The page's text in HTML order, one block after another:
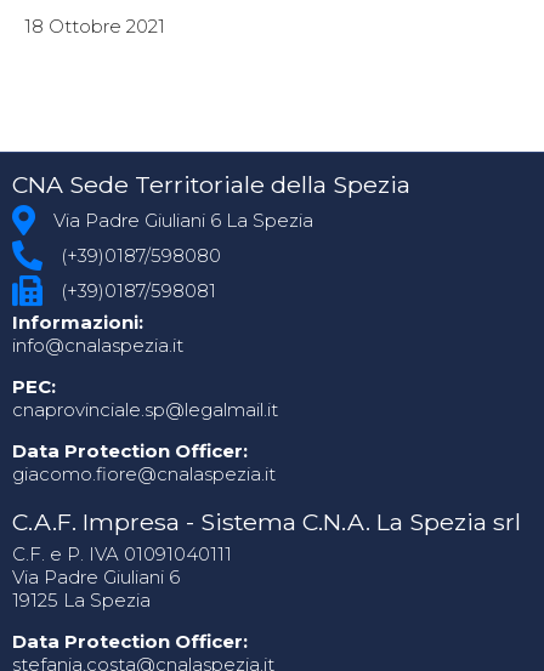
18 Ottobre 2021
CNA Sede Territoriale della Spezia
Via Padre Giuliani 6 La Spezia
(+39)0187/598080
(+39)0187/598081
Informazioni:
info@cnalaspezia.it
PEC:
cnaprovinciale.sp@legalmail.it
Data Protection Officer:
giacomo.fiore@cnalaspezia.it
C.A.F. Impresa - Sistema C.N.A. La Spezia srl
C.F. e P. IVA 01091040111
Via Padre Giuliani 6
19125 La Spezia
Data Protection Officer:
stefania.costa@cnalaspezia.it